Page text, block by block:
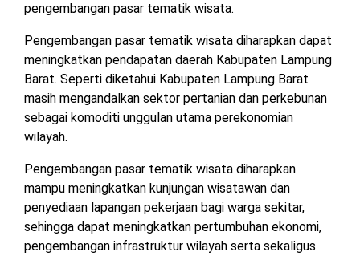
pengembangan pasar tematik wisata.
Pengembangan pasar tematik wisata diharapkan dapat
meningkatkan pendapatan daerah Kabupaten Lampung
Barat. Seperti diketahui Kabupaten Lampung Barat
masih mengandalkan sektor pertanian dan perkebunan
sebagai komoditi unggulan utama perekonomian
wilayah.
Pengembangan pasar tematik wisata diharapkan
mampu meningkatkan kunjungan wisatawan dan
penyediaan lapangan pekerjaan bagi warga sekitar,
sehingga dapat meningkatkan pertumbuhan ekonomi,
pengembangan infrastruktur wilayah serta sekaligus